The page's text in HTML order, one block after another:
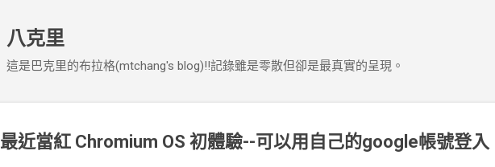
八克里
這是巴克里的布拉格(mtchang's blog)!!記錄雖是零散但卻是最真實的呈現。
最近當紅 Chromium OS 初體驗--可以用自己的google帳號登入